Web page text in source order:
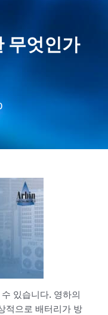
무엇인가
있습니다. 영하의
적으로 배터리가 방